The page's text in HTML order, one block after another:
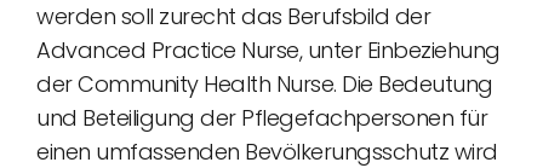
werden soll zurecht das Berufsbild der
Advanced Practice Nurse, unter Einbeziehung
der Community Health Nurse. Die Bedeutung
und Beteiligung der Pflegefachpersonen für
einen umfassenden Bevölkerungsschutz wird